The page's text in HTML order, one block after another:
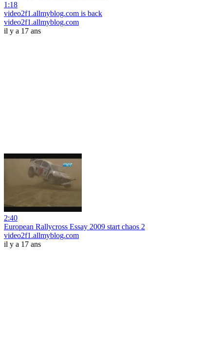
1:18
video2f1.allmyblog.com is back
video2f1.allmyblog.com
il y a 17 ans
2:40
European Rallycross Essay 2009 start chaos 2
video2f1.allmyblog.com
il y a 17 ans